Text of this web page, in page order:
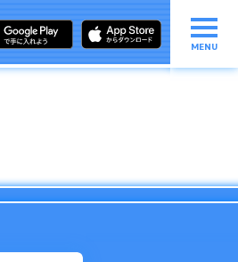
MENU